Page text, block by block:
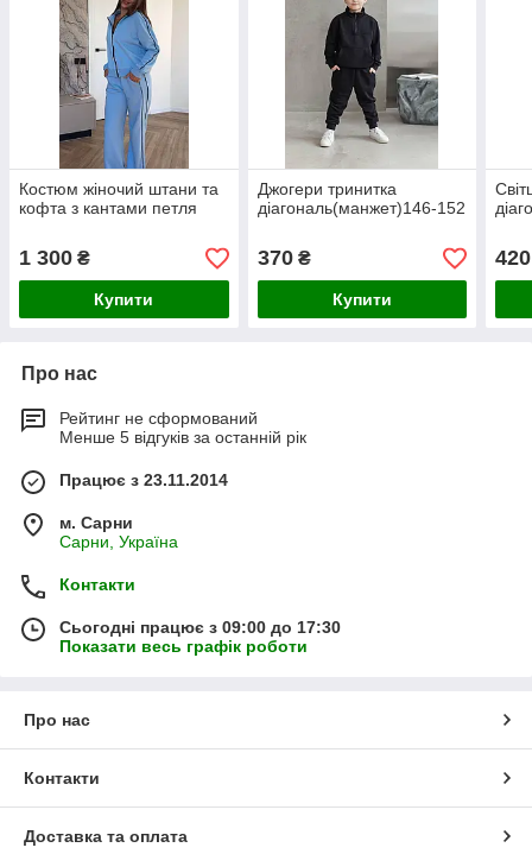
Костюм жіночий штани та
кофта з кантами петля
1 300 ₴
Купити
Джогери тринитка
діагональ(манжет)146-152
370₴
Купити
420
Про нас
Рейтинг не сформований
Менше 5 відгуків за останній рік
Працює з 23.11.2014
м. Сарни
Сарни, Україна
Контакти
Сьогодні працює з 09:00 до 17:30
Показати весь графік роботи
Про нас
Контакти
Доставка та оплата